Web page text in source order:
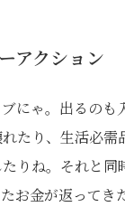
アクション
にゃ。出るのも
たり、生活必需
りね。それと同
お金が返ってき